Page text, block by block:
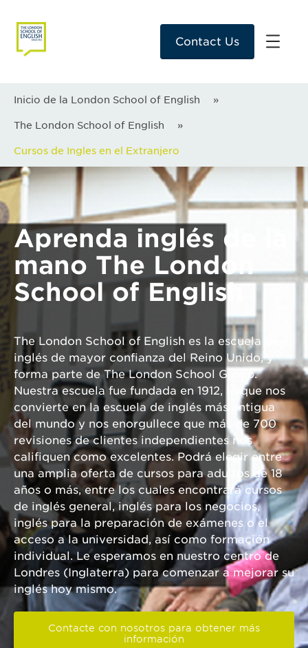
Contact Us
Inicio de la London School of English »
The London School of English »
Cursos de Ingles en el Extranjero
Aprenda inglés de la
mano The London
School of English
The London School of English es la escuela de
inglés de mayor confianza del Reino Unido, y
forma parte de The London School Group.
Nuestra escuela fue fundada en 1912, lo que nos
convierte en la escuela de inglés más antigua
del mundo y nos enorgullece que más de 700
revisiones de clientes independientes nos
califiquen como excelentes. Podrá elegir entre
una amplia oferta de cursos para adultos de 18
años o más, entre los cuales encontrará cursos
de inglés general, inglés para los negocios,
inglés para la preparación de exámenes o el
acceso a la universidad, así como formación
individual. Le esperamos en nuestro centro de
Londres (Inglaterra) para comenzar a mejorar su
inglés hoy mismo.
Contacte con nosotros para obtener más
información